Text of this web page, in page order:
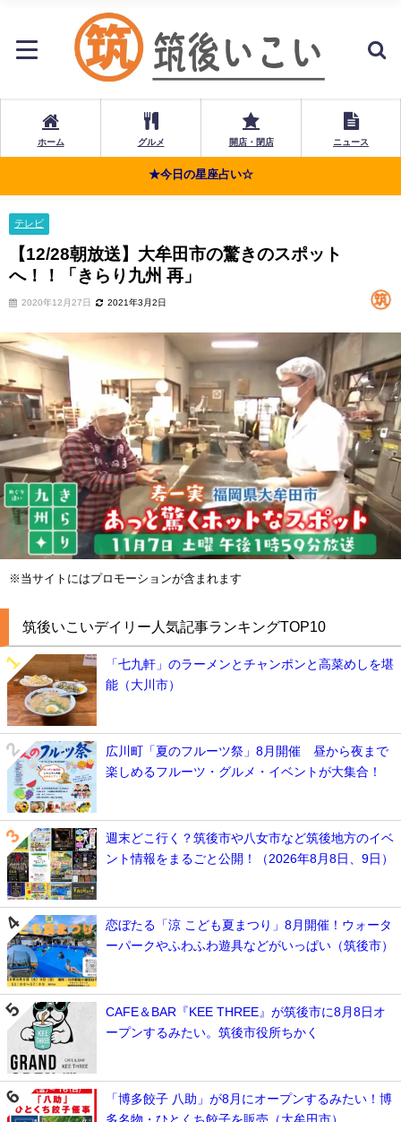
ホーム グルメ 開店・閉店 ニュース
★今日の星座占い☆
テレビ
【12/28朝放送】大牟田市の驚きのスポット
へ！！「きらり九州 再」
2020年12月27日 2021年3月2日
※当サイトにはプロモーションが含まれます
筑後いこいデイリー人気記事ランキングTOP10
「七九軒」のラーメンとチャンポンと高菜めしを堪
能（大川市）
広川町「夏のフルーツ祭」8月開催 昼から夜まで
楽しめるフルーツ・グルメ・イベントが大集合！
週末どこ行く？筑後市や八女市など筑後地方のイベ
ント情報をまるごと公開！（2026年8月8日、9日）
恋ぼたる「涼 こども夏まつり」8月開催！ウォータ
ーパークやふわふわ遊具などがいっぱい（筑後市）
CAFE＆BAR『KEE THREE』が筑後市に8月8日オ
ープンするみたい。筑後市役所ちかく
「博多餃子 八助」が8月にオープンするみたい！博